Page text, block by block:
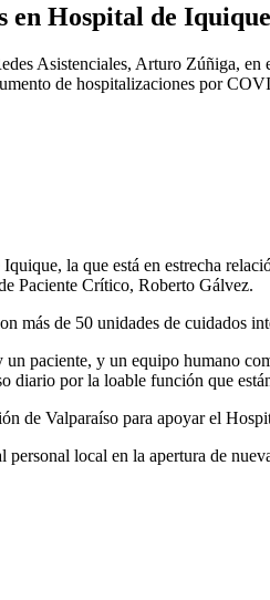
en Hospital de Iquique
Asistenciales, Arturo Zúñiga,
de hospitalizaciones por
la que está en estrecha
Paciente Crítico, Roberto Gálvez.
más de 50 unidades de cuidados
paciente, y un equipo humano
diario por la loable función que
de Valparaíso para apoyar el
local en la apertura de